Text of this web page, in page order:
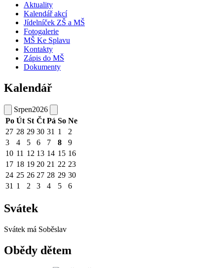
Aktuality
Kalendář akcí
Jídelníček ZŠ a MŠ
Fotogalerie
MŠ Ke Splavu
Kontakty
Zápis do MŠ
Dokumenty
Kalendář
Srpen2026
Po Út St Čt Pá So Ne
27 28 29 30 31 1
2
3
4 5 6 7 8
9
10 11 12 13 14 15 16
17 18 19 20 21 22 23
24 25 26 27 28 29 30
31 1 2 3 4 5 6
Svátek
Svátek má Soběslav
Obědy dětem